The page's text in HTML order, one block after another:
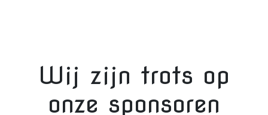
Wij zijn trots op
onze sponsoren